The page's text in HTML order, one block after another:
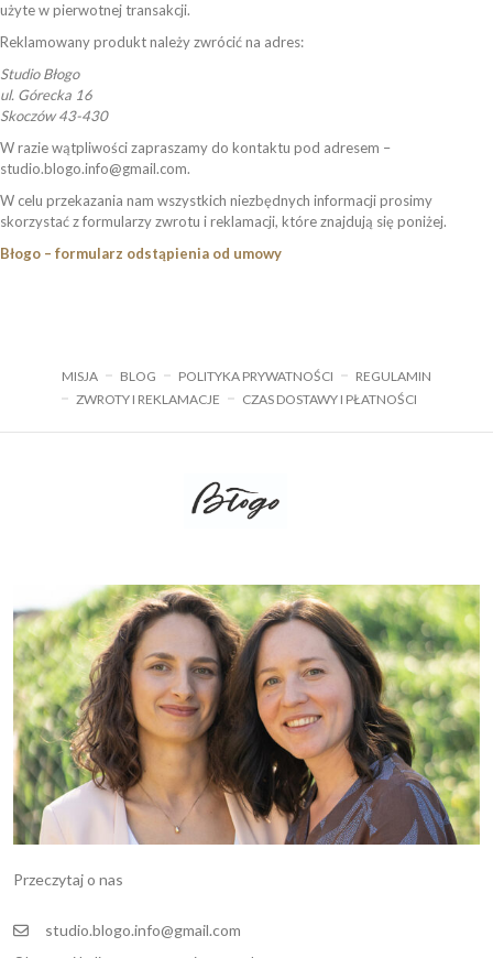
użyte w pierwotnej transakcji.
Reklamowany produkt należy zwrócić na adres:
Studio Błogo
ul. Górecka 16
Skoczów 43-430
W razie wątpliwości zapraszamy do kontaktu pod adresem –
studio.blogo.info@gmail.com.
W celu przekazania nam wszystkich niezbędnych informacji prosimy
skorzystać z formularzy zwrotu i reklamacji, które znajdują się poniżej.
Błogo – formularz odstąpienia od umowy
MISJA BLOG POLITYKA PRYWATNOŚCI
REGULAMIN
ZWROTY I REKLAMACJE
CZAS DOSTAWY I PŁATNOŚCI
Przeczytaj o nas
studio.blogo.info@gmail.com